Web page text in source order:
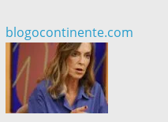
blogocontinente.com